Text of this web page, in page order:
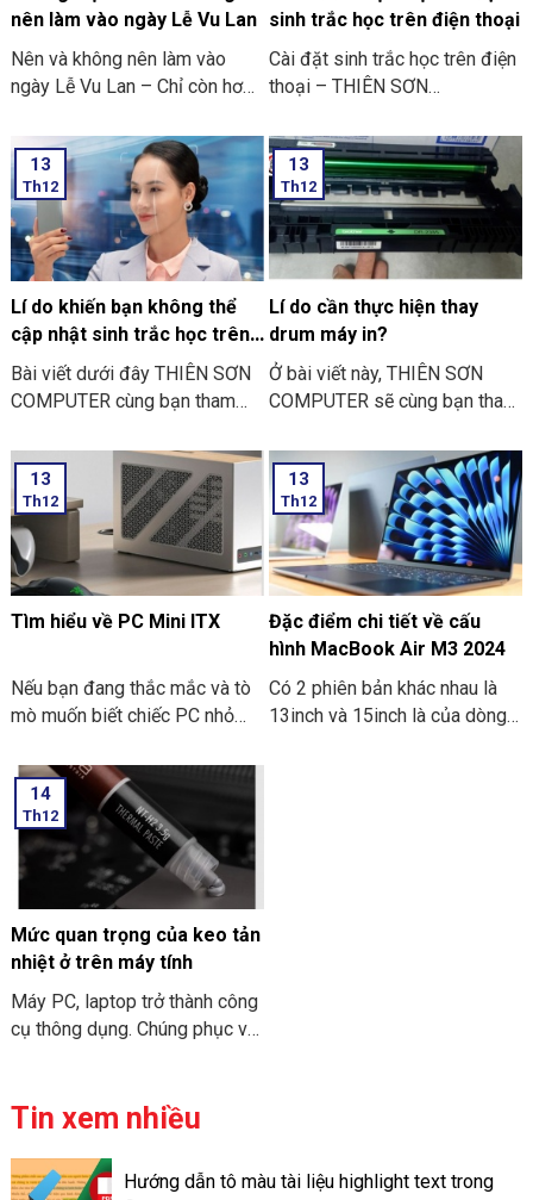
nên làm vào ngày Lễ Vu Lan
Nên và không nên làm vào
ngày Lễ Vu Lan – Chỉ còn hơn
ngày Vu Lan báo hiếu rồi.
THIÊN SƠN COMPUTER chia
sẻ với bạn về những việc nên
và không nên làm ngày Lễ Vu
Lan nhé.
sinh trắc học trên điện thoại
Cài đặt sinh trắc học trên điện
thoại – THIÊN SƠN
khảo “các bước thực hiện cài
đặt sinh trắc học trên điện
thoại” nhé
13
Th12
Lí do khiến bạn không thể
cập nhật sinh trắc học trên
ứng dụng ngân hàng
Bài viết dưới đây THIÊN SƠN
COMPUTER cùng bạn tham
không thể cập nhật sinh trắc
học trên ứng dụng ngân hàng
thường gặp nhé:
13
Th12
Lí do cần thực hiện thay
drum máy in?
Ở bài viết này, THIÊN SƠN
COMPUTER sẽ cùng bạn tham
drum máy in là như thế nào
nhé?
13
Th12
Tìm hiểu về PC Mini ITX
Nếu bạn đang thắc mắc và tò
mò muốn biết chiếc PC nhỏ
nhiều nơi thì PC Mini ITX có
thể đáp ứng được nhu cầu đó.
Sau đây là một số thông tin
khi bạn tìm hiểu về PC Mini
ITX. Cùng THIÊN SƠN
COMPUTER tham khảo nhé.
13
Th12
Đặc điểm chi tiết về cấu
hình MacBook Air M3 2024
Có 2 phiên bản khác nhau là
13inch và 15inch là của dòng
14
Th12
Mức quan trọng của keo tản
nhiệt ở trên máy tính
Máy PC, laptop trở thành công
cụ thông dụng. Chúng phục vụ
tính đươc đảm bảo. Bạn cần
định kỳ. Việc tra keo tản nhiệt
trên máy tính có thể giúp máy
Tin xem nhiều
Hướng dẫn tô màu tài liệu highlight text trong